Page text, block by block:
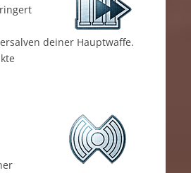
deiner Hauptwaffe.